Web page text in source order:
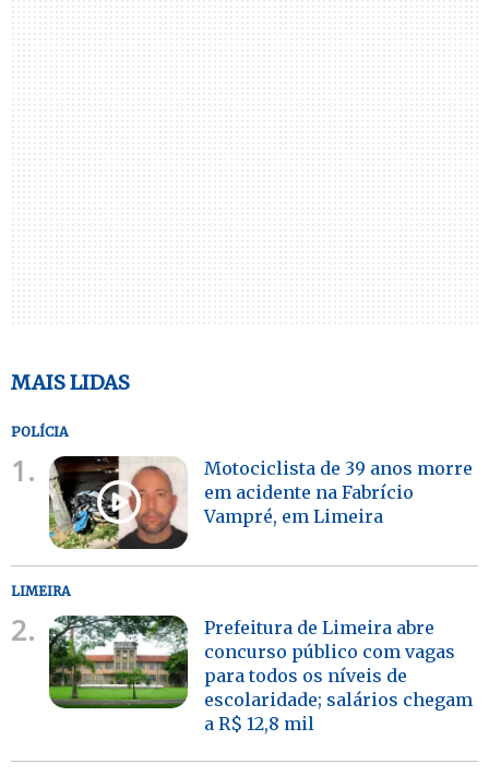
MAIS LIDAS
POLÍCIA
1.
Motociclista de 39 anos morre
em acidente na Fabrício
Vampré, em Limeira
LIMEIRA
2.
Prefeitura de Limeira abre
concurso público com vagas
para todos os níveis de
escolaridade; salários chegam
a R$ 12,8 mil